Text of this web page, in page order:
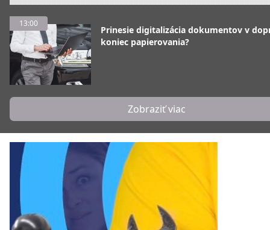
13:00
Prinesie digitalizácia dokumentov v
koniec papierovania?
Zobraziť viac